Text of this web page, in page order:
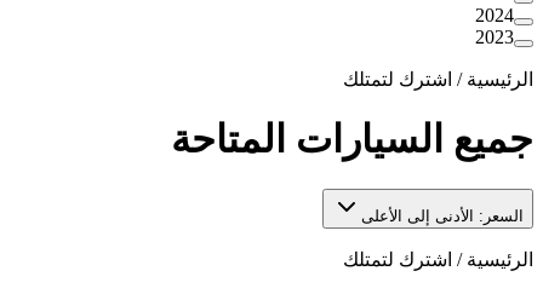
2024
2023
الرئيسية / اشترك لتمتلك
جميع السيارات المتاحة
السعر: الأدنى إلى الأعلى
الرئيسية / اشترك لتمتلك